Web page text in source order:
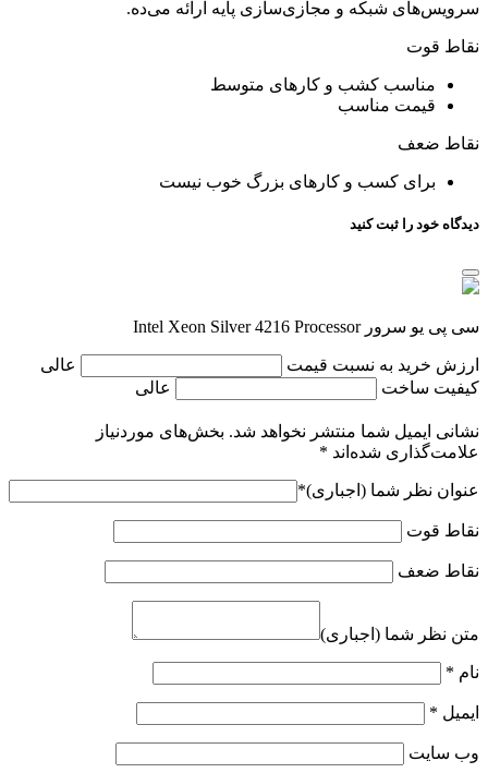
سرویس‌های شبکه و مجازی‌سازی پایه ارائه می‌ده.
نقاط قوت
مناسب کشب و کارهای متوسط
قیمت مناسب
نقاط ضعف
برای کسب و کارهای بزرگ خوب نیست
دیدگاه خود را ثبت کنید
سی پی یو سرور Intel Xeon Silver 4216 Processor
ارزش خرید به نسبت قیمت
عالی
کیفیت ساخت
عالی
نشانی ایمیل شما منتشر نخواهد شد. بخش‌های موردنیاز
علامت‌گذاری شده‌اند *
عنوان نظر شما (اجباری)*
نقاط قوت
نقاط ضعف
متن نظر شما (اجباری)
نام *
ایمیل *
وب‌ سایت